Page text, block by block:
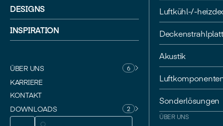
DESIGNS
INSPIRATION
ÜBER UNS 6
KARRIERE
KONTAKT
DOWNLOADS
2
Luftkühl-/-
Akustik
Sonderlösungen
ÜBER UNS
Pilatus
Flugzeugwerke